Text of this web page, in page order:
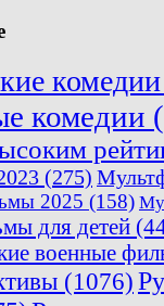
комедии
комедии
(275)
2025 (158)
для детей
военные
(1076)